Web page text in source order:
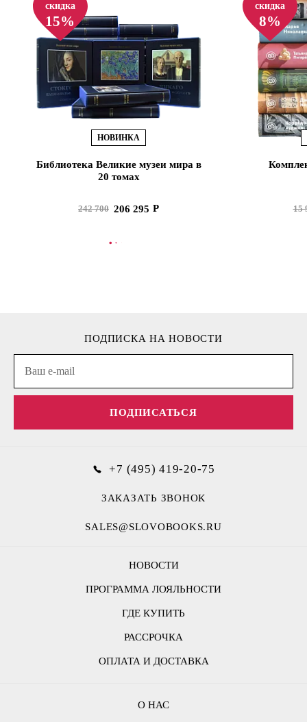
скидка
15%
НОВИНКА
Библиотека Великие музеи мира в
20 томах
242 700 206 295
В КОРЗИНУ
скидка
8%
15
НОВОСТИ
ПРОГРАММА ЛОЯЛЬНОСТИ
ГДЕ КУПИТЬ
РАССРОЧКА
ОПЛАТА И ДОСТАВКА
ПОДПИСКА НА НОВОСТИ
ПОДПИСАТЬСЯ
О НАС
+7 (495) 419-20-75
ЗАКАЗАТЬ ЗВОНОК
SALES@SLOVOBOOKS.RU